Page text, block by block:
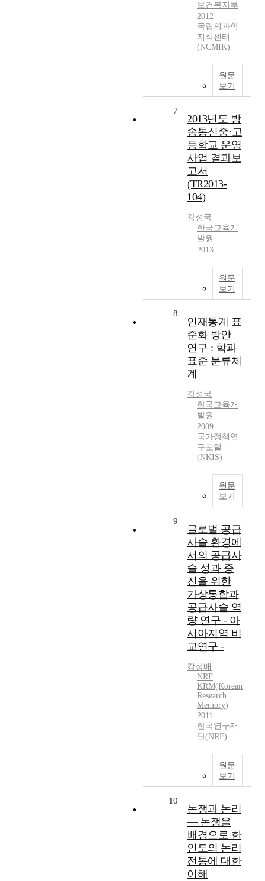
보건복지부
2012
국립의과학
지식센터
(NCMIK)
원문
보기
7
2013년도 방
송통신중·고
등학교 운영
사업 결과보
고서
(TR2013-
104)
강성국
한국교육개
발원
2013
원문
보기
8
인재통계 표
준화 방안
연구 : 학과
표준 분류체
계
강성국
한국교육개
발원
2009
국가정책연
구포털
(NKIS)
원문
보기
9
글로벌 공급
사슬 환경에
서의 공급사
슬 성과 증
진을 위한
가상통합과
공급사슬 역
량 연구 - 아
시아지역 비
교연구 -
강성배
NRF
KRM(Korean
Research
Memory)
2011
한국연구재
단(NRF)
원문
보기
10
논쟁과 논리
― 논쟁을
배경으로 한
인도의 논리
전통에 대한
이해